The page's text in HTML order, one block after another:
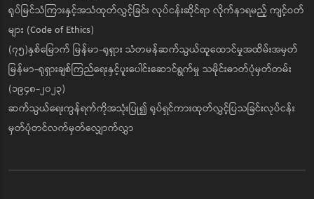
ရုပ်မြင်သံကြားနှင့်အသံထုတ်လွှင့်ခြင်း လုပ်ငန်းဆိုင်ရာ လိုက်နာရမည့် ကျင့်ဝတ်
များ (Code of Ethics)
(၇၅)နှစ်မြောက် မြန်မာ-ရုရှား သံတမန်ဆက်သွယ်ထူထောင်မှုအထိမ်းအမှတ်
မြန်မာ-ရုရှားချစ်ကြည်ရေးနှင့်ပူးပေါင်းဆောင်ရွက်မှု သမိုင်းဓာတ်ပုံမှတ်တမ်း
(၁၉၄၈-၂၀၂၃)
ဆက်သွယ်ရေးကွန်ရက်ကိုအသုံးပြု၍ ရုပ်ရှင်ကားထုတ်လွှင့်ပြသခြင်းလုပ်ငန်း
မှတ်ပုံတင်လက်မှတ်လျှောက်လွှာ